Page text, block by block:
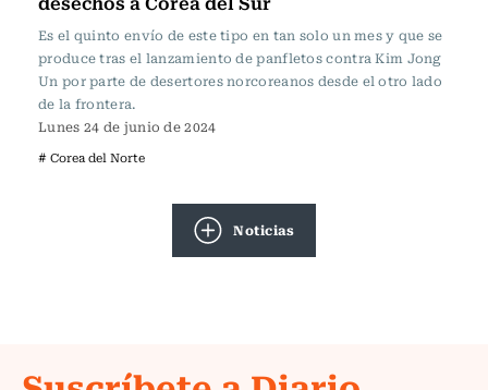
Es el quinto envío de este tipo en tan solo un mes y que se
produce tras el lanzamiento de panfletos contra Kim Jong
Un por parte de desertores norcoreanos desde el otro lado
de la frontera.
Lunes 24 de junio de 2024
# Corea del Norte
Noticias